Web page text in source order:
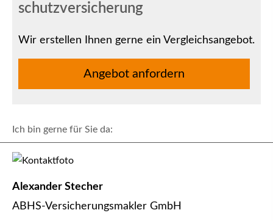
schutz­ver­si­che­rung
Wir erstellen Ihnen gerne ein Vergleichsangebot.
An­ge­bot an­for­dern
Ich bin gerne für Sie da:
Alexander Stecher
ABHS-Ver­sicherungs­makler GmbH